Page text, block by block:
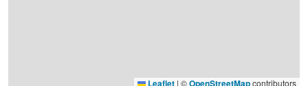
Leaflet | ©OpenStreetMapcontributors